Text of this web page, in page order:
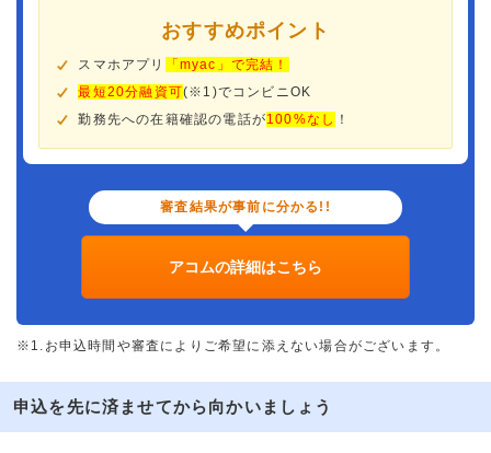
おすすめポイント
スマホアプリ
「myac」で完結！
最短20分融資可(※1)でコンビニOK
勤務先への在籍確認の電話が100%なし ！
審査結果が事前に分かる!!
アコムの詳細はこちら
※1.お申込時間や審査によりご希望に添えない場合がございます。
申込を先に済ませてから向かいましょう